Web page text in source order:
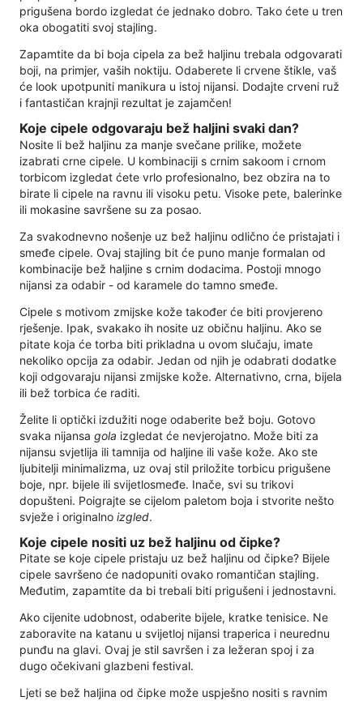
prigušena bordo izgledat će jednako dobro. Tako ćete u tren
oka obogatiti svoj stajling.
Zapamtite da bi boja cipela za bež haljinu trebala odgovarati
boji, na primjer, vaših noktiju. Odaberete li crvene štikle, vaš
će look upotpuniti manikura u istoj nijansi. Dodajte crveni ruž
i fantastičan krajnji rezultat je zajamčen!
Koje cipele odgovaraju bež haljini svaki dan?
Nosite li bež haljinu za manje svečane prilike, možete
izabrati crne cipele. U kombinaciji s crnim sakoom i crnom
torbicom izgledat ćete vrlo profesionalno, bez obzira na to
birate li cipele na ravnu ili visoku petu. Visoke pete, balerinke
ili mokasine savršene su za posao.
Za svakodnevno nošenje uz bež haljinu odlično će pristajati i
smeđe cipele. Ovaj stajling bit će puno manje formalan od
kombinacije bež haljine s crnim dodacima. Postoji mnogo
nijansi za odabir - od karamele do tamno smeđe.
Cipele s motivom zmijske kože također će biti provjereno
rješenje. Ipak, svakako ih nosite uz običnu haljinu. Ako se
pitate koja će torba biti prikladna u ovom slučaju, imate
nekoliko opcija za odabir. Jedan od njih je odabrati dodatke
koji odgovaraju nijansi zmijske kože. Alternativno, crna, bijela
ili bež torbica će raditi.
Želite li optički izdužiti noge odaberite bež boju. Gotovo
svaka nijansa gola izgledat će nevjerojatno. Može biti za
nijansu svjetlija ili tamnija od haljine ili vaše kože. Ako ste
ljubitelji minimalizma, uz ovaj stil priložite torbicu prigušene
boje, npr. bijele ili svijetlosmeđe. Inače, svi su trikovi
dopušteni. Poigrajte se cijelom paletom boja i stvorite nešto
svježe i originalno izgled.
Koje cipele nositi uz bež haljinu od čipke?
Pitate se koje cipele pristaju uz bež haljinu od čipke? Bijele
cipele savršeno će nadopuniti ovako romantičan stajling.
Međutim, zapamtite da bi trebali biti prigušeni i jednostavni.
Ako cijenite udobnost, odaberite bijele, kratke tenisice. Ne
zaboravite na katanu u svijetloj nijansi traperica i neurednu
punđu na glavi. Ovaj je stil savršen i za ležeran spoj i za
dugo očekivani glazbeni festival.
Ljeti se bež haljina od čipke može uspješno nositi s ravnim